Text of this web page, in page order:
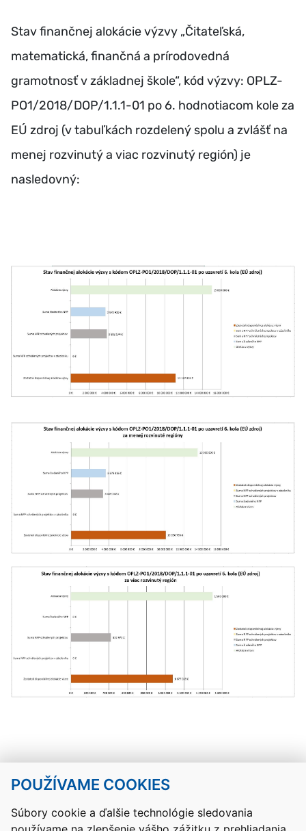
POUŽÍVAME COOKIES
Súbory cookie a ďalšie technológie sledovania
Stav finančnej alokácie výzvy „Čitateľská,
matematická, finančná a prírodovedná
gramotnosť v základnej škole“, kód výzvy: OPLZ-
PO1/2018/DOP/1.1.1-01 po 6. hodnotiacom kole za
EÚ zdroj (v tabuľkách rozdelený spolu a zvlášť na
menej rozvinutý a viac rozvinutý región) je
nasledovný: